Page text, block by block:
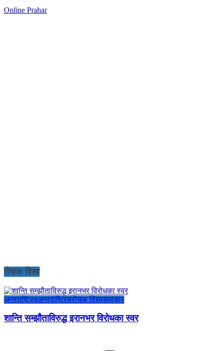
Online Prahar
रोचक विश्व
अन्तराष्ट्रियअन्तराष्ट्रियरोचक विश्वसमाचार
शान्ति सम्झौताविरुद्ध इरानभर विरोधका स्वर